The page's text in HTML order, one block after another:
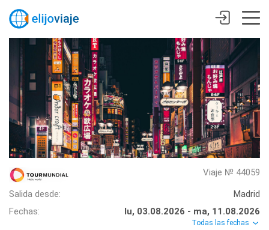
Viaje № 44059
Salida desde:
Madrid
Fechas:
lu, 03.08.2026 - ma, 11.08.2026
Todas las fechas